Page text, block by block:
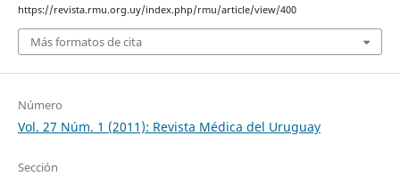
https://revista.rmu.org.uy/index.php/rmu/article/view/400
Más formatos de cita
Número
Vol. 27 Núm. 1 (2011): Revista Médica del Uruguay
Sección